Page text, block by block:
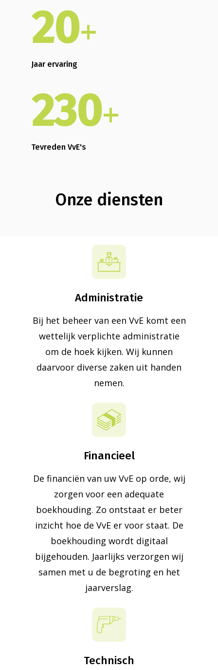
20+
Jaar ervaring
230+
Tevreden VvE's
Onze diensten
Administratie
Bij het beheer van een VvE komt een
wettelijk verplichte administratie
om de hoek kijken. Wij kunnen
daarvoor diverse zaken uit handen
nemen.
Financieel
De financiën van uw VvE op orde, wij
zorgen voor een adequate
boekhouding. Zo ontstaat er beter
inzicht hoe de VvE er voor staat. De
boekhouding wordt digitaal
bijgehouden. Jaarlijks verzorgen wij
samen met u de begroting en het
jaarverslag.
Technisch